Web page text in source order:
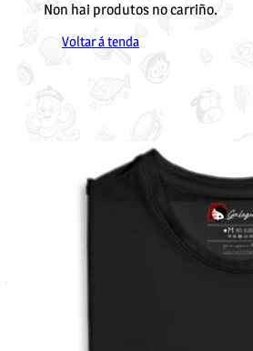
Non hai produtos no carriño.
Voltar á tenda